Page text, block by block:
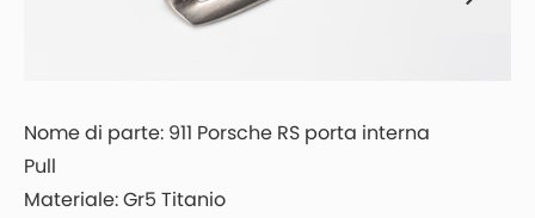
Nome di parte: 911 Porsche RS porta interna
Pull
Materiale: Gr5 Titanio